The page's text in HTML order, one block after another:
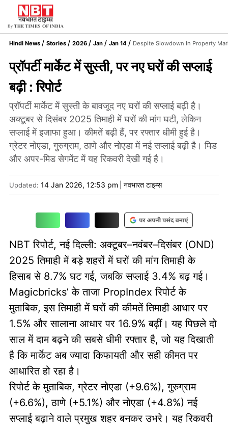
Hindi News Stories 2026 Jan Jan 14 Despite Slowdown In Property
प्रॉपर्टी मार्केट में सुस्ती, पर नए घरों की सप्लाई
बढ़ी : रिपोर्ट
प्रॉपर्टी मार्केट में सुस्ती के बावजूद नए घरों की सप्लाई बढ़ी है।
अक्टूबर से दिसंबर 2025 तिमाही में घरों की मांग घटी, लेकिन
सप्लाई में इजाफा हुआ। कीमतें बढ़ी हैं, पर रफ्तार धीमी हुई है।
ग्रेटर नोएडा, गुरुग्राम, ठाणे और नोएडा में नई सप्लाई बढ़ी है। मिड
और अपर-मिड सेगमेंट में यह रिकवरी देखी गई है।
Updated: 14 Jan 2026, 12:53 pm नवभारत टाइम्स
NBT रिपोर्ट, नई दिल्ली: अक्टूबर–नवंबर–दिसंबर (OND)
2025 तिमाही में बड़े शहरों में घरों की मांग तिमाही के
हिसाब से 8.7% घट गई, जबकि सप्लाई 3.4% बढ़ गई।
Magicbricks’ के ताजा PropIndex रिपोर्ट के
मुताबिक, इस तिमाही में घरों की कीमतें तिमाही आधार पर
1.5% और सालाना आधार पर 16.9% बढ़ीं। यह पिछले दो
साल में दाम बढ़ने की सबसे धीमी रफ्तार है, जो यह दिखाती
है कि मार्केट अब ज्यादा किफायती और सही कीमत पर
आधारित हो रहा है।
रिपोर्ट के मुताबिक, ग्रेटर नोएडा (+9.6%), गुरुग्राम
(+6.6%), ठाणे (+5.1%) और नोएडा (+4.8%) नई
सप्लाई बढ़ाने वाले प्रमुख शहर बनकर उभरे। यह रिकवरी